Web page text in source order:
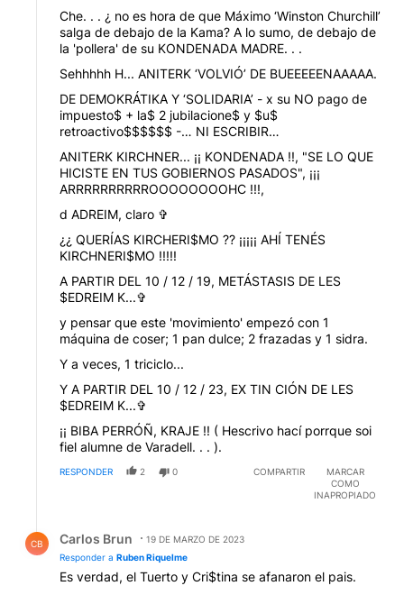
Che. . . ¿ no es hora de que Máximo ‘Winston Churchill’
salga de debajo de la Kama? A lo sumo, de debajo de
la 'pollera' de su KONDENADA MADRE. . .
Sehhhhh H... ANITERK ‘VOLVIÓ’ DE BUEEEEENAAAAA.
DE DEMOKRÁTIKA Y ‘SOLIDARIA’ - x su NO pago de
impuesto$ + la$ 2 jubilacione$ y $u$
retroactivo$$$$$$ -… NI ESCRIBIR…
ANITERK KIRCHNER... ¡¡ KONDENADA !!, "SE LO QUE
HICISTE EN TUS GOBIERNOS PASADOS", ¡¡¡
ARRRRRRRRRROOOOOOOOHC !!!,
d ADREIM, claro ✞
¿¿ QUERÍAS KIRCHERI$MO ?? ¡¡¡¡¡ AHÍ TENÉS
KIRCHNERI$MO !!!!!
A PARTIR DEL 10 / 12 / 19, METÁSTASIS DE LES
$EDREIM K...✞
y pensar que este 'movimiento' empezó con 1
máquina de coser; 1 pan dulce; 2 frazadas y 1 sidra.
Y a veces, 1 triciclo...
Y A PARTIR DEL 10 / 12 / 23, EX TIN CIÓN DE LES
$EDREIM K...✞
¡¡ BIBA PERRÓÑ, KRAJE !! ( Hescrivo hací porrque soi
fiel alumne de Varadell. . . ).
RESPONDER 2 0 COMPARTIR
MARCAR
COMO
INAPROPIADO
CB Carlos Brun
19 DE MARZO DE 2023
Responder a Ruben Riquelme
Es verdad, el Tuerto y Cri$tina se afanaron el pais.